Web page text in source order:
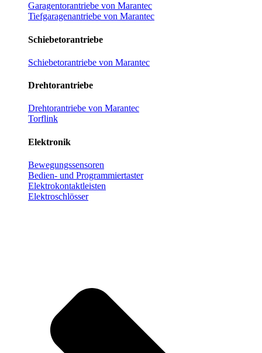
Garagentorantriebe von Marantec
Tiefgaragenantriebe von Marantec
Schiebetorantriebe
Schiebetorantriebe von Marantec
Drehtorantriebe
Drehtorantriebe von Marantec
Torflink
Elektronik
Bewegungssensoren
Bedien- und Programmiertaster
Elektrokontaktleisten
Elektroschlösser